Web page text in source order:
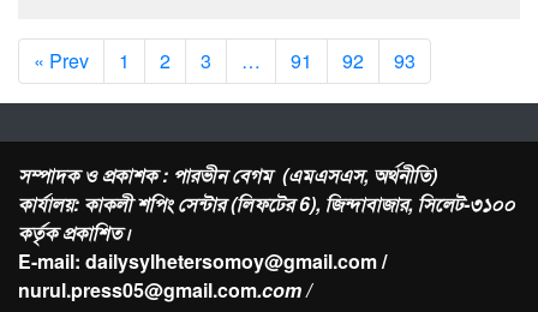
« Prev 1 2 3 … 91 92 93
সম্পাদক ও প্রকাশক : পারভীন বেগম (এমএসএস, অর্থনীতি)
কার্যালয়: কাকলী শপিং সেন্টার (লিফটের 6), জিন্দাবাজার, সিলেট-৩১০০
কর্তৃক প্রকাশিত।
E-mail: dailysylhetersomoy@gmail.com /
nurul.press05@gmail.com.com /